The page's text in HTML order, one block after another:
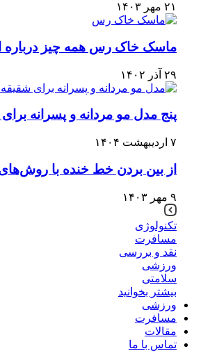
۲۱ مهر ۱۴۰۳
ماسک خاک رس همه چیز درباره
۲۹ آذر ۱۴۰۲
پنج مدل مو مردانه و پسرانه
۷ اردیبهشت ۱۴۰۴
از بین بردن خط خنده با
۹ مهر ۱۴۰۳
تکنولوژی
مسافرت
نقد و بررسی
ورزشی
سلامتی
بیشتر بخوانید
ورزشی
مسافرت
مقالات
تماس با ما